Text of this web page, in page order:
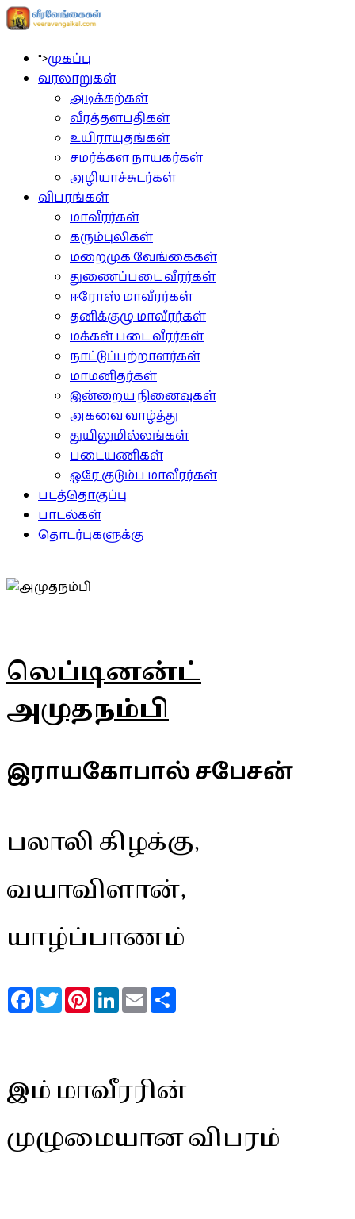
">முகப்பு
வரலாறுகள்
அடிக்கற்கள்
வீரத்தளபதிகள்
உயிராயுதங்கள்
சமர்க்கள நாயகர்கள்
அழியாச்சுடர்கள்
விபரங்கள்
மாவீரர்கள்
கரும்புலிகள்
மறைமுக வேங்கைகள்
துணைப்படை வீரர்கள்
ஈரோஸ் மாவீரர்கள்
தனிக்குழு மாவீரர்கள்
மக்கள் படை வீரர்கள்
நாட்டுப்பற்றாளர்கள்
மாமனிதர்கள்
இன்றைய நினைவுகள்
அகவை வாழ்த்து
துயிலுமில்லங்கள்
படையணிகள்
ஒரே குடும்ப மாவீரர்கள்
படத்தொகுப்பு
பாடல்கள்
தொடர்புகளுக்கு
லெப்டினன்ட்
அமுதநம்பி
இராயகோபால் சபேசன்
பலாலி கிழக்கு,
வயாவிளான்,
யாழ்ப்பாணம்
FacebookTwitterPinterestLinkedInEmail
இம் மாவீரரின்
முழுமையான விபரம்